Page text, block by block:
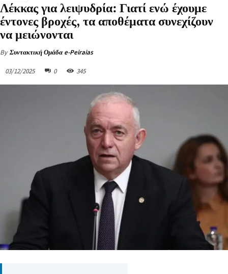
Λέκκας για λειψυδρία: Γιατί ενώ έχουμε
έντονες βροχές, τα αποθέματα συνεχίζουν
να μειώνονται
By Συντακτική Ομάδα e-Peiraias
03/12/2025 0 345